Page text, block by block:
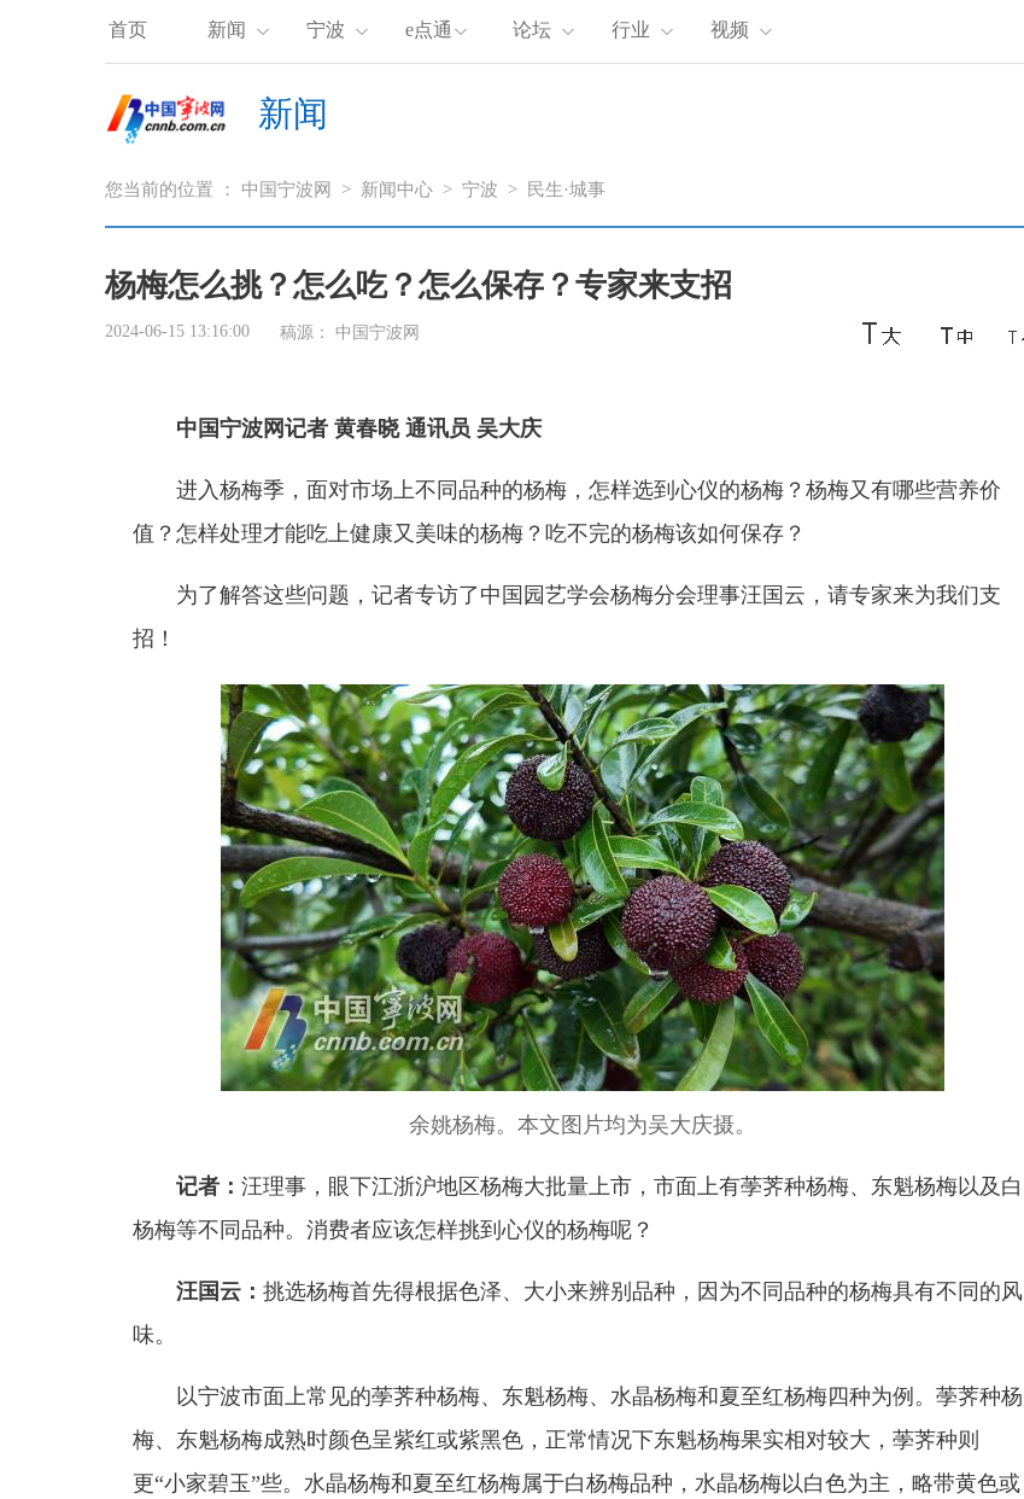
首页 新闻 宁波 e点通 论坛 行业 视频
新闻
您当前的位置 ： 中国宁波网 > 新闻中心 > 宁波 > 民生·城事
杨梅怎么挑？怎么吃？怎么保存？专家来支招
2024-06-15 13:16:00 稿源： 中国宁波网
中国宁波网记者 黄春晓 通讯员 吴大庆
进入杨梅季，面对市场上不同品种的杨梅，怎样选到心仪的杨梅？杨梅又有哪些营养价
值？怎样处理才能吃上健康又美味的杨梅？吃不完的杨梅该如何保存？
为了解答这些问题，记者专访了中国园艺学会杨梅分会理事汪国云，请专家来为我们支
招！
余姚杨梅。本文图片均为吴大庆摄。
记者： 汪理事，眼下江浙沪地区杨梅大批量上市，市面上有荸荠种杨梅、东魁杨梅以及白
杨梅等不同品种。消费者应该怎样挑到心仪的杨梅呢？
汪国云： 挑选杨梅首先得根据色泽、大小来辨别品种，因为不同品种的杨梅具有不同的风
味。
以宁波市面上常见的荸荠种杨梅、东魁杨梅、水晶杨梅和夏至红杨梅四种为例。荸荠种杨
梅、东魁杨梅成熟时颜色呈紫红或紫黑色，正常情况下东魁杨梅果实相对较大，荸荠种则
更“小家碧玉”些。水晶杨梅和夏至红杨梅属于白杨梅品种，水晶杨梅以白色为主，略带黄色或